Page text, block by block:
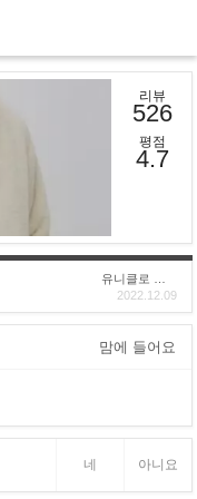
리뷰
526
평점
4.7
2022.12.09
맘에 들어요
네 아니요